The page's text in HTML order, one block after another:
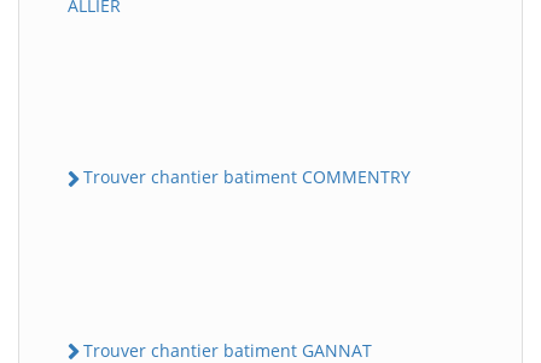
ALLIER
Trouver chantier batiment COMMENTRY
Trouver chantier batiment GANNAT